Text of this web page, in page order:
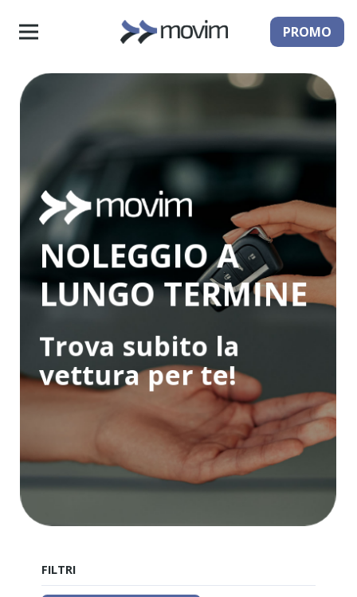
PROMO
NOLEGGIO A
LUNGO TERMINE
Trova subito la
vettura per te!
FILTRI